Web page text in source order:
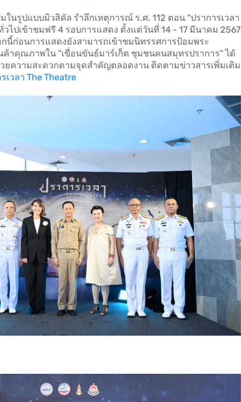
ในรูปแบบมิวสิคัล รำลึกเหตุการณ์ ร.ศ. 112 ตอน “ปราการเวลา
วไปเข้าชมฟรี 4 รอบการแสดง ตั้งแต่วันที่ 14 - 17 มีนาคม 2567
กนี้ก่อนการแสดงยังสามารถเข้าชมนิทรรศการป้อมพระ
าคุณภาพใน “เขื่อนขันธ์มาร์เก็ต ชุมชนคนสมุทรปราการ” ได้
ยความสะดวกตามจุดสำคัญตลอดงาน ติดตามข่าวสารเพิ่มเติม
เวลา The Theatre